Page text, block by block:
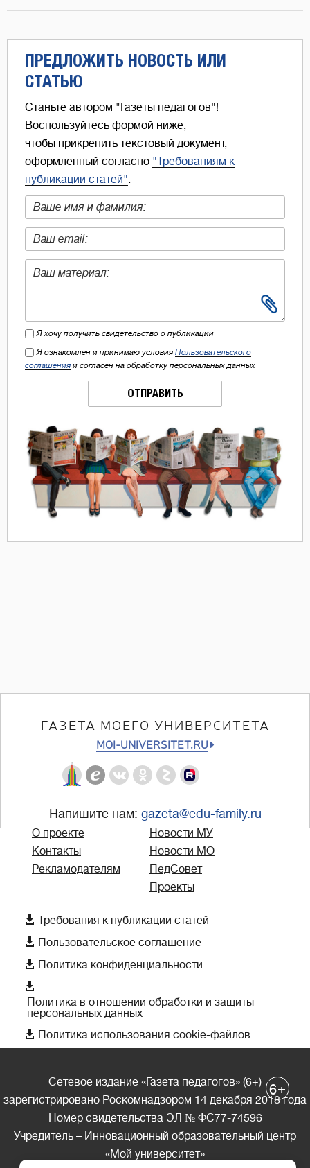
ПРЕДЛОЖИТЬ НОВОСТЬ ИЛИ
СТАТЬЮ
Станьте автором "Газеты педагогов"!
Воспользуйтесь формой ниже,
чтобы прикрепить текстовый документ,
оформленный согласно "Требованиям к
публикации статей".
Я хочу получить свидетельство о публикации
Я ознакомлен и принимаю условия Пользовательского
соглашения и согласен на обработку персональных данных
ОТПРАВИТЬ
ГАЗЕТА МОЕГО УНИВЕРСИТЕТА
MOI-UNIVERSITET.RU
Напишите нам: gazeta@edu-family.ru
О проекте
Контакты
Рекламодателям
Новости МУ
Новости МО
ПедСовет
Проекты
 Требования к публикации статей
 Пользовательское соглашение
 Политика конфиденциальности

Политика в отношении обработки и защиты
персональных данных
 Политика использования cookie-файлов
Сетевое издание «Газета педагогов» (6+)
зарегистрировано Роскомнадзором 14 декабря 2018 года
Номер свидетельства ЭЛ № ФС77-74596
Учредитель – Инновационный образовательный центр
«Мой университет»
6+